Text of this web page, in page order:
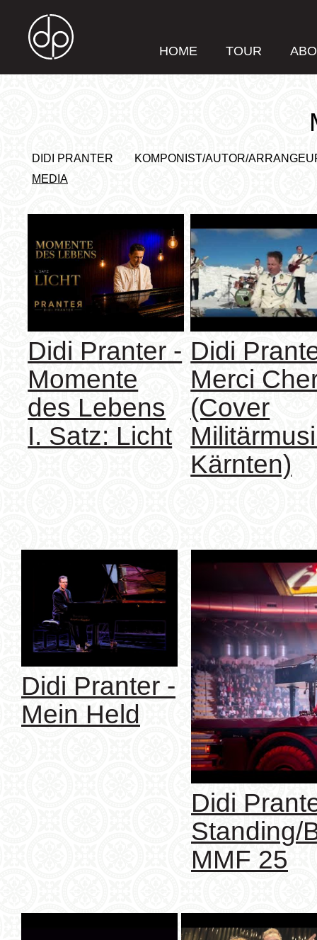
HOME TOUR
DIDI PRANTER
KOMPONIST/AUTOR/
MEDIA
Didi Pranter -
Momente
des Lebens
I. Satz: Licht
Didi
Merci
(Cover
Kärnten)
Didi Pranter -
Mein Held
Didi
Standing/
MMF 25